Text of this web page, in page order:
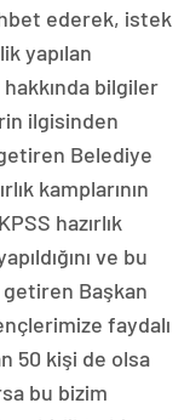
ederek, istek
yapılan
bilgiler
ilgisinden
Belediye
kamplarının
hazırlık
ve bu
getiren Başkan
faydalı
50 kişi de olsa
bu bizim